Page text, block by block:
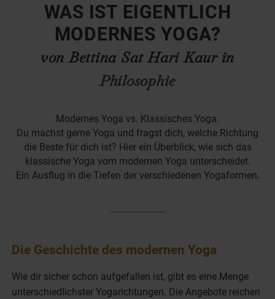
WAS IST EIGENTLICH
MODERNES YOGA?
von Bettina Sat Hari Kaur in
Philosophie
Modernes Yoga vs. Klassisches Yoga.
Du machst gerne Yoga und fragst dich, welche Richtung
die Beste für dich ist? Hier ein Überblick, wie sich das
klassische Yoga vom modernen Yoga unterscheidet.
Ein Ausflug in die Tiefen der verschiedenen Yogaformen.
Die Geschichte des modernen Yoga
Wie dir sicher schon aufgefallen ist, gibt es eine Menge
unterschiedlichster Yogarichtungen. Die Angebote reichen